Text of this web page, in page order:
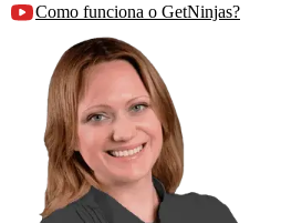
Como funciona o GetNinjas?